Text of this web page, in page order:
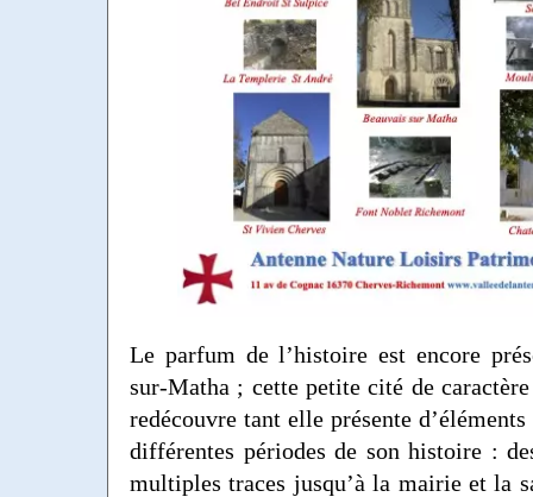
Le parfum de l’histoire est encore
sur-Matha ; cette petite cité de
redécouvre tant elle présente
différentes périodes de son histoire :
multiples traces jusqu’à la mairie et la